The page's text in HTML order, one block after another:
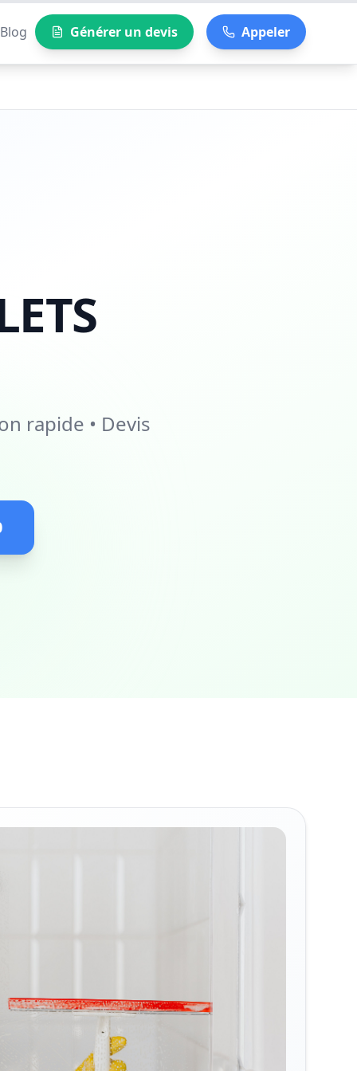
Blog Générer un devis Appeler
rapide • Devis